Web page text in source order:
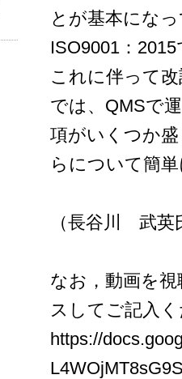
とが基本にな
ISO9001：
これに伴って
では、QMSで
項がいくつか
らについて簡
（長谷川 武英
なお，動画を
スしてご記入
https://